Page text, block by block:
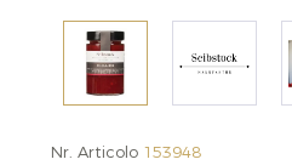
Nr. Articolo 153948